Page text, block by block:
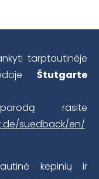
tarptautinėje
Štutgarte
rasite
suedback/en/
kepinių ir